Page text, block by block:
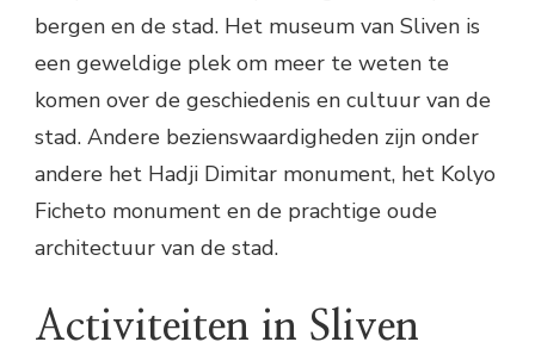
bergen en de stad. Het museum van Sliven is
een geweldige plek om meer te weten te
komen over de geschiedenis en cultuur van de
stad. Andere bezienswaardigheden zijn onder
andere het Hadji Dimitar monument, het Kolyo
Ficheto monument en de prachtige oude
architectuur van de stad.
Activiteiten in Sliven